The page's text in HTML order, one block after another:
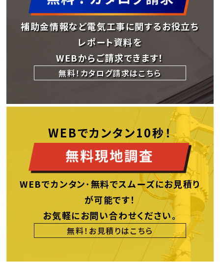
補助金情報など電気工事に関するお役立ち
レポート資料を
WEBからご請求できます！
無料！カタログ請求はこちら
WEBでカンタン10秒！
WEBでカンタン･無料でスムーズにお見積り
が可能です！
お気軽にお問い合わせください。
無料！お見積りはこちら